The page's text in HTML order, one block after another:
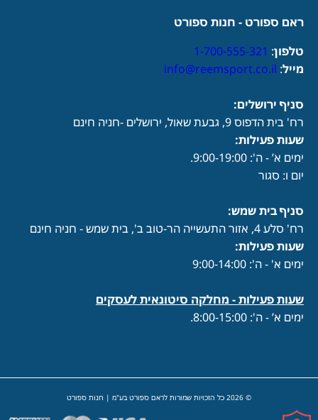
ראם ספורט - חנות ספורט
טלפון:
1-700-555-321
מייל:
info@reemsport.co.il
סניף ירושלים:
רח' בית הדפוס 9, גבעת שאול, ירושלים -חניה חינם
שעות פעילות:
ימים א’ - ה': 9:00-19:00.
יום ו: סגור
סניף בית שמש:
רח' סלע 4, אזור התעשייה הר-טוב ב', בית שמש - חניה חינם
שעות פעילות:
ימים א' - ה': 9:00-14:00
שעות פעילות - מחלקה סיטונאית לעסקים
ימים א’ - ה': 8:00-15:00.
© 2026 כל הזכויות שמורות לראם ספורט בע"מ | חנות ספורט